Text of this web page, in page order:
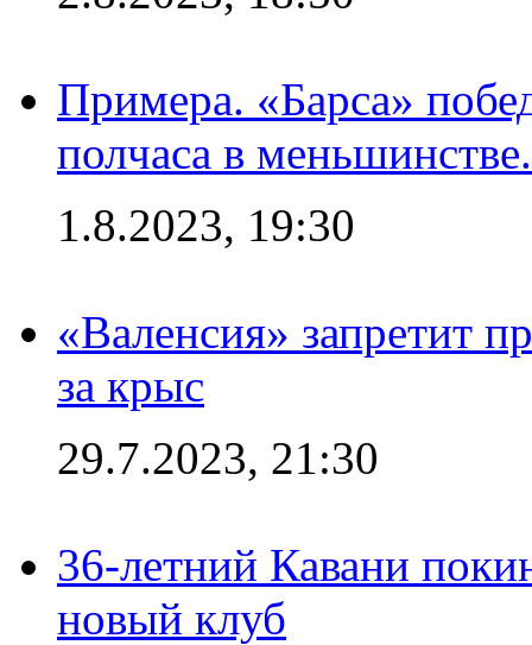
Примера. «Барса»
полчаса в
1.8.2023, 19:30
«Валенсия» запретит
за крыс
29.7.2023, 21:30
36-летний Кавани
новый клуб